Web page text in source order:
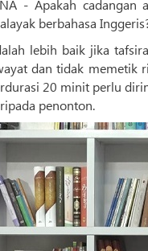
- Apakah cadangan
berbahasa
lebih baik jika
dan tidak memetik
20 minit perlu
penonton.